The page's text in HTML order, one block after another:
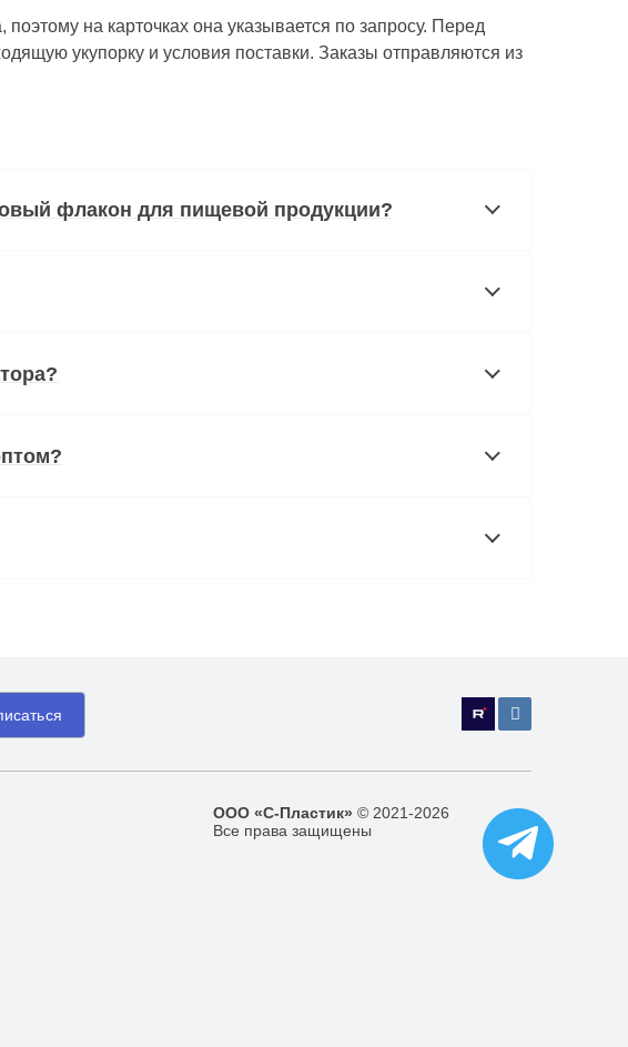
на карточках она указывается по запросу. Перед
укупорку и условия поставки. Заказы отправляются из
флакон для пищевой продукции?
ООО «С-Пластик» © 2021-2026
Все права защищены